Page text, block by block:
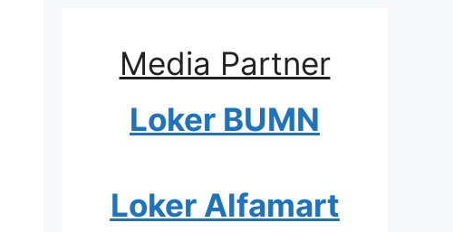
Media Partner
Loker BUMN
Loker Alfamart